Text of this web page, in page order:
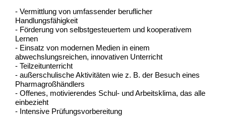
- Vermittlung von umfassender beruflicher
Handlungsfähigkeit
- Förderung von selbstgesteuertem und kooperativem
Lernen
- Einsatz von modernen Medien in einem
abwechslungsreichen, innovativen Unterricht
- Teilzeitunterricht
- außerschulische Aktivitäten wie z. B. der Besuch eines
Pharmagroßhändlers
- Offenes, motivierendes Schul- und Arbeitsklima, das alle
einbezieht
- Intensive Prüfungsvorbereitung